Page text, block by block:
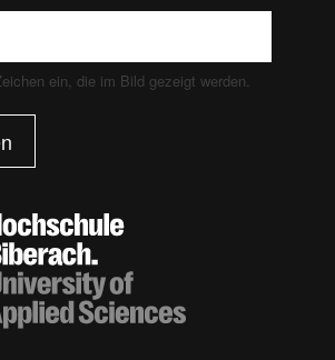
ein, die im Bild gezeigt werden.